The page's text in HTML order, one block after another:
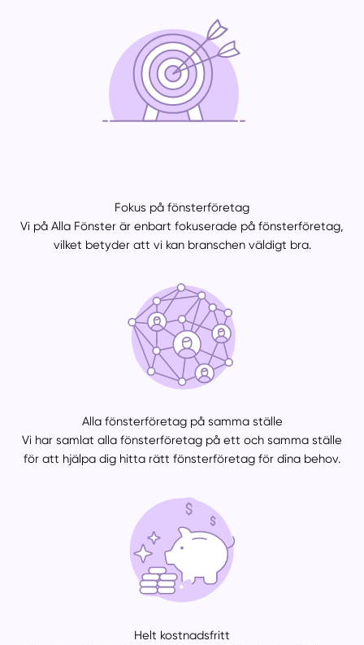
Fokus på fönsterföretag
Vi på Alla Fönster är enbart fokuserade på fönsterföretag,
vilket betyder att vi kan branschen väldigt bra.
Alla fönsterföretag på samma ställe
Vi har samlat alla fönsterföretag på ett och samma ställe
för att hjälpa dig hitta rätt fönsterföretag för dina behov.
Helt kostnadsfritt